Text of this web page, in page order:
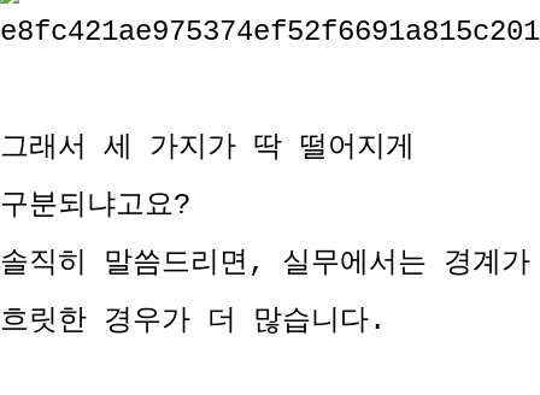
그래서 세 가지가 딱 떨어지게
구분되냐고요?
솔직히 말씀드리면, 실무에서는 경계가
흐릿한 경우가 더 많습니다.